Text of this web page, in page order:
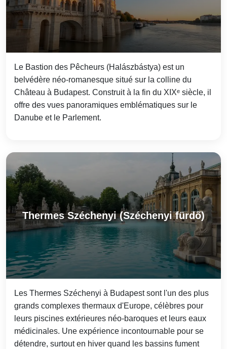
Le Bastion des Pêcheurs (Halászbástya) est un
belvédère néo-romanesque situé sur la colline du
Château à Budapest. Construit à la fin du XIXᵉ siècle, il
offre des vues panoramiques emblématiques sur le
Danube et le Parlement.
Thermes Széchenyi (Széchenyi fürdő)
Les Thermes Széchenyi à Budapest sont l'un des plus
grands complexes thermaux d'Europe, célèbres pour
leurs piscines extérieures néo‑baroques et leurs eaux
médicinales. Une expérience incontournable pour se
détendre, surtout en hiver quand les bassins fument